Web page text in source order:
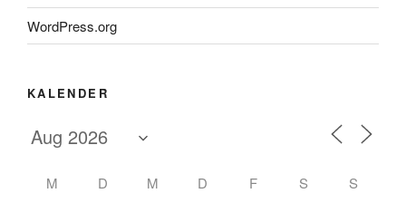
WordPress.org
KALENDER
M D M D F S S